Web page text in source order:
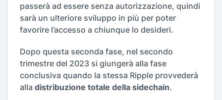
passerà ad essere senza autorizzazione, quindi
sarà un ulteriore sviluppo in più per poter
favorire l’accesso a chiunque lo desideri.
Dopo questa seconda fase, nel secondo
trimestre del 2023 si giungerà alla fase
conclusiva quando la stessa Ripple provvederà
alla distribuzione totale della sidechain.